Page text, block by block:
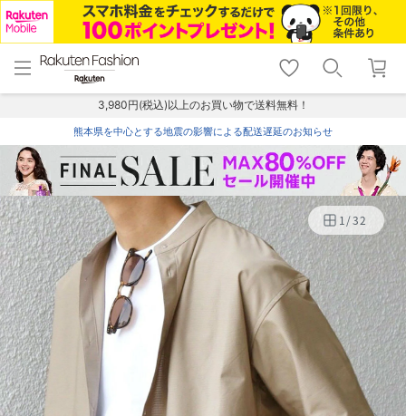
menu home
トップ
shopping_cart lock_outline
ログイン
3,980円(税込)以上のお買い物で送料無料！
熊本県を中心とする地震の影響による配送遅延のお知らせ
1/32